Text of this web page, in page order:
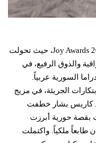
سجّلت النجمات السوريات حضوراً لافتاً في حفل Joy Awards 2026، حيث تحولت
والذوق الرفيع، في
السورية عربياً.
الجريئة، في مزيج
كاريس بشار خطفت
بقصة حورية أبرزت
طابعاً ملكياً. واكتملت